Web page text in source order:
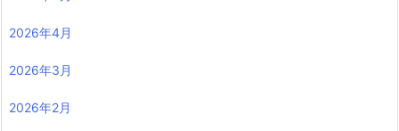
2026年4月
2026年3月
2026年2月